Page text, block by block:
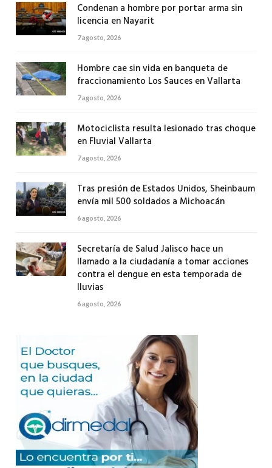
Condenan a hombre por portar arma sin
licencia en Nayarit
7 agosto, 2026
Hombre cae sin vida en banqueta de
fraccionamiento Los Sauces en Vallarta
7 agosto, 2026
Motociclista resulta lesionado tras choque
en Fluvial Vallarta
7 agosto, 2026
Tras presión de Estados Unidos, Sheinbaum
envía mil 500 soldados a Michoacán
6 agosto, 2026
Secretaría de Salud Jalisco hace un
llamado a la ciudadanía a tomar acciones
contra el dengue en esta temporada de
lluvias
6 agosto, 2026